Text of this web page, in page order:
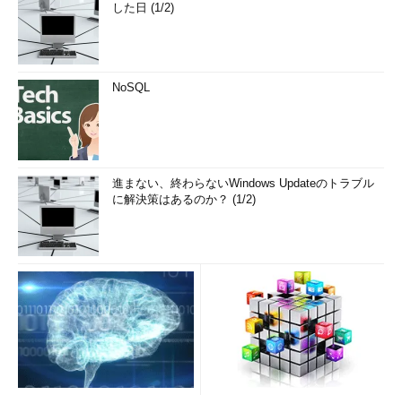
した日 (1/2)
NoSQL
進まない、終わらないWindows Updateのトラブル
に解決策はあるのか？ (1/2)